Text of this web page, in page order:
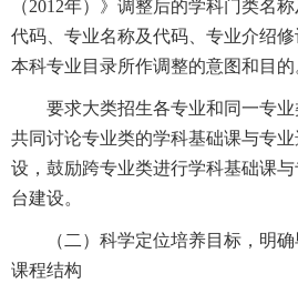
（2012年）》调整后的学科门类名
代码、专业名称及代码、专业介绍
本科专业目录所作调整的意图和目的
要求大类招生各专业和同一专
共同讨论专业类的学科基础课与专
设，鼓励跨专业类进行学科基础课
台建设。
（二）科学定位培养目标，明
课程结构